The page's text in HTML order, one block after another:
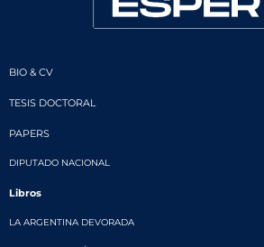
BIO & CV
TESIS DOCTORAL
PAPERS
DIPUTADO NACIONAL
Libros
LA ARGENTINA DEVORADA